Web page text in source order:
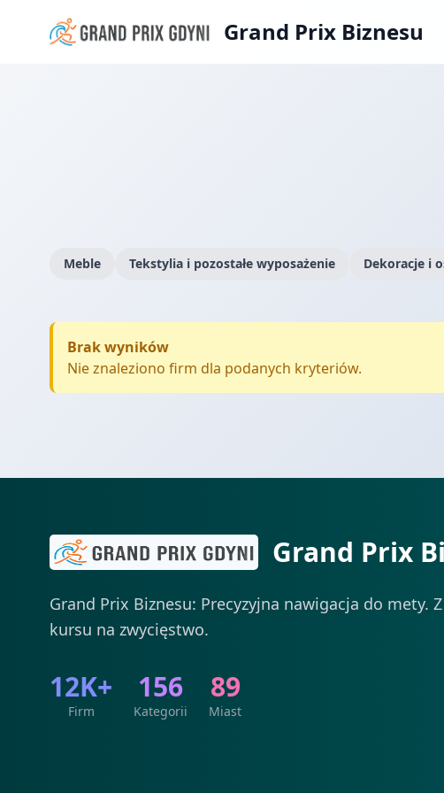
Grand Prix Biznesu
Meble Tekstylia i pozostałe wyposażenie Dekoracje i
Brak wyników
Nie znaleziono firm dla podanych kryteriów.
Grand Prix
Grand Prix Biznesu: Precyzyjna nawigacja do mety.
kursu na zwycięstwo.
12K+
Firm
156
Kategorii
89
Miast